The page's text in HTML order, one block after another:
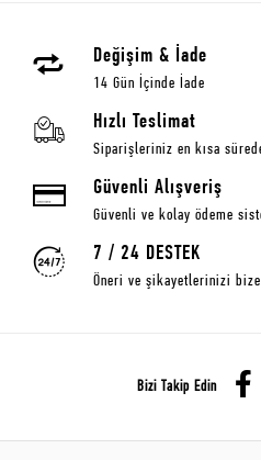
Değişim & İade
14 Gün İçinde İade
Hızlı Teslimat
Siparişleriniz en kısa
Güvenli Alışveriş
Güvenli ve kolay ödeme
7 / 24 DESTEK
Öneri ve şikayetlerinizi
Bizi Takip Edin